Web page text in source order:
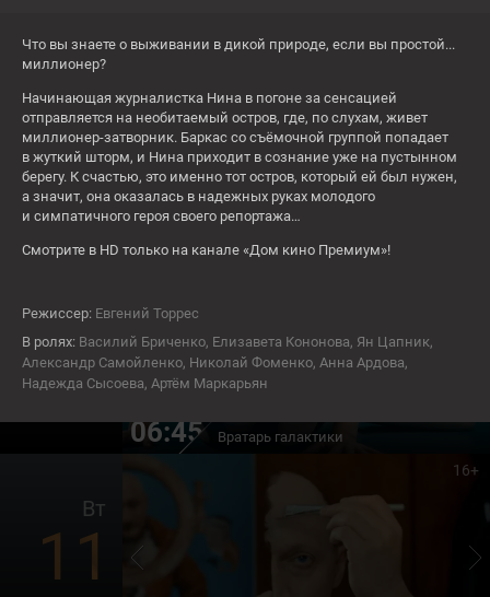
Вс
9
07:40
10
06:45 Вратарь галактики
Вт
11
16+
Что вы знаете о выживании в дикой природе, если вы простой...
миллионер?
Начинающая журналистка Нина в погоне за сенсацией
отправляется на необитаемый остров, где, по слухам, живет
миллионер-затворник. Баркас со съёмочной группой попадает
в жуткий шторм, и Нина приходит в сознание уже на пустынном
берегу. К счастью, это именно тот остров, который ей был нужен,
а значит, она оказалась в надежных руках молодого
и симпатичного героя своего репортажа…
Смотрите в HD только на канале «Дом кино Премиум»!
Режиссер: Евгений Торрес
В ролях: Василий Бриченко, Елизавета Кононова, Ян Цапник,
Александр Самойленко, Николай Фоменко, Анна Ардова,
Надежда Сысоева, Артём Маркарьян